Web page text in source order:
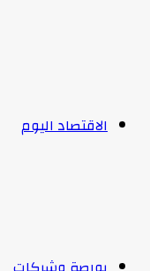
الاقتصاد اليوم